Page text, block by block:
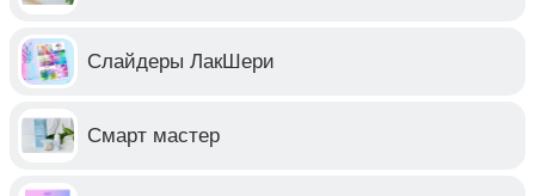
Слайдеры ЛакШери
Смарт мастер